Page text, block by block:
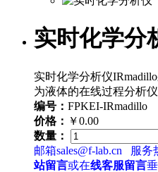
实时化学分
实时化学分析仪
为液体的在线过程分析仪
编号： FPKEI-IRmadillo
价格： ￥0.00
数量：
邮箱sales@f-lab.cn
服务
站留言或在线客服留言